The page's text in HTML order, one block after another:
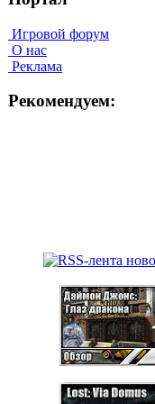
Игровой форум
О нас
Реклама
Рекомендуем: